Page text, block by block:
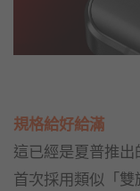
規格給好給滿
這已經是夏普推出
首次採用類似「